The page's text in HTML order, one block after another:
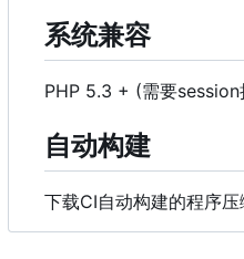
系统兼容
PHP 5.3 + (需要session
自动构建
下载CI自动构建的程序压